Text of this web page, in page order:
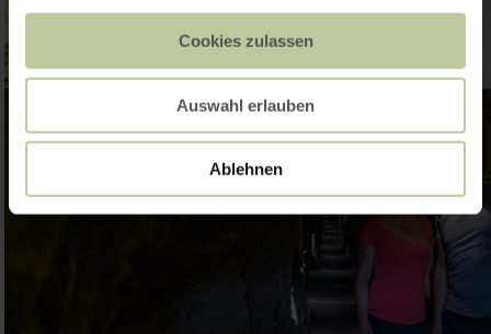
Cookies zulassen
Auswahl erlauben
Ablehnen